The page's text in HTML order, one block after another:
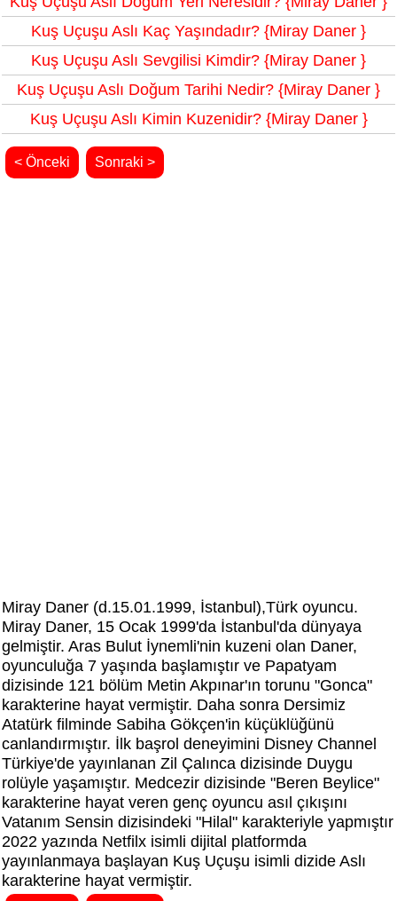
Kuş Uçuşu Aslı Kaç Yaşındadır? {Miray Daner }
Kuş Uçuşu Aslı Sevgilisi Kimdir? {Miray Daner }
Kuş Uçuşu Aslı Doğum Tarihi Nedir? {Miray Daner }
Kuş Uçuşu Aslı Kimin Kuzenidir? {Miray Daner }
< Önceki Sonraki >
Miray Daner (d.15.01.1999, İstanbul),Türk oyuncu.
Miray Daner, 15 Ocak 1999'da İstanbul'da dünyaya
gelmiştir. Aras Bulut İynemli'nin kuzeni olan Daner,
oyunculuğa 7 yaşında başlamıştır ve Papatyam
dizisinde 121 bölüm Metin Akpınar'ın torunu "Gonca"
karakterine hayat vermiştir. Daha sonra Dersimiz
Atatürk filminde Sabiha Gökçen'in küçüklüğünü
canlandırmıştır. İlk başrol deneyimini Disney Channel
Türkiye'de yayınlanan Zil Çalınca dizisinde Duygu
rolüyle yaşamıştır. Medcezir dizisinde "Beren Beylice"
karakterine hayat veren genç oyuncu asıl çıkışını
Vatanım Sensin dizisindeki "Hilal" karakteriyle yapmıştır
2022 yazında Netfilx isimli dijital platformda
yayınlanmaya başlayan Kuş Uçuşu isimli dizide Aslı
karakterine hayat vermiştir.